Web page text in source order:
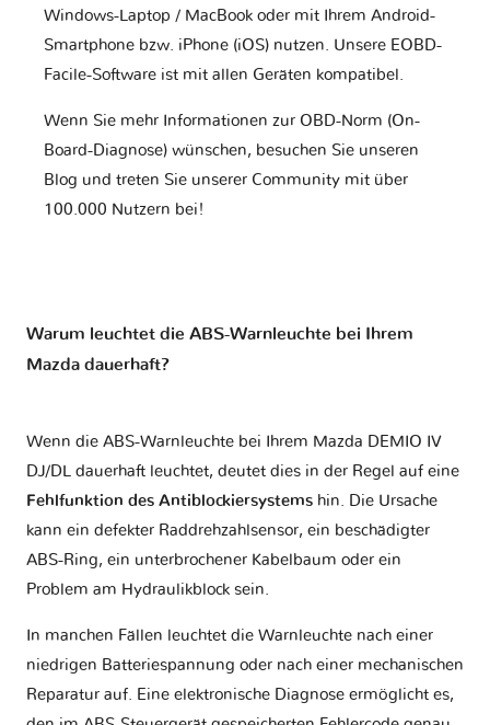
Windows-Laptop / MacBook oder mit Ihrem Android-
Smartphone bzw. iPhone (iOS) nutzen. Unsere EOBD-
Facile-Software ist mit allen Geräten kompatibel.
Wenn Sie mehr Informationen zur OBD-Norm (On-
Board-Diagnose) wünschen, besuchen Sie unseren
Blog und treten Sie unserer Community mit über
100.000 Nutzern bei!
Warum leuchtet die ABS-Warnleuchte bei Ihrem
Mazda dauerhaft?
Wenn die ABS-Warnleuchte bei Ihrem Mazda DEMIO IV
DJ/DL dauerhaft leuchtet, deutet dies in der Regel auf eine
Fehlfunktion des Antiblockiersystems hin. Die Ursache
kann ein defekter Raddrehzahlsensor, ein beschädigter
ABS-Ring, ein unterbrochener Kabelbaum oder ein
Problem am Hydraulikblock sein.
In manchen Fällen leuchtet die Warnleuchte nach einer
niedrigen Batteriespannung oder nach einer mechanischen
Reparatur auf. Eine elektronische Diagnose ermöglicht es,